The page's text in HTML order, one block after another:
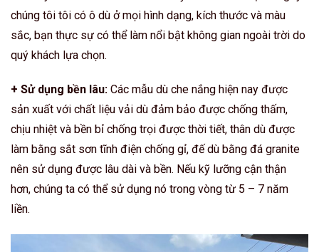
chúng tôi tôi có ô dù ở mọi hình dạng, kích thước và màu
sắc, bạn thực sự có thể làm nổi bật không gian ngoài trời do
quý khách lựa chọn.
+ Sử dụng bền lâu: Các mẫu dù che nắng hiện nay được
sản xuất với chất liệu vải dù đảm bảo được chống thấm,
chịu nhiệt và bền bỉ chống trọi được thời tiết, thân dù được
làm bằng sắt sơn tĩnh điện chống gỉ, đế dù bằng đá granite
nên sử dụng được lâu dài và bền. Nếu kỹ lưỡng cận thận
hơn, chúng ta có thể sử dụng nó trong vòng từ 5 – 7 năm
liền.